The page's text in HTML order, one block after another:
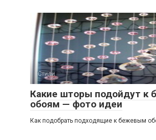
Стили
Какие шторы подойдут к
обоям — фото идеи
Как подобрать подходящие к бежевым